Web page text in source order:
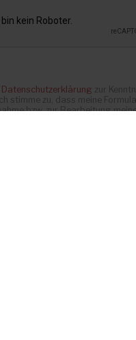
Datenschutzerklärung zur
stimme zu, dass meine
bzw. zur Bearbeitung